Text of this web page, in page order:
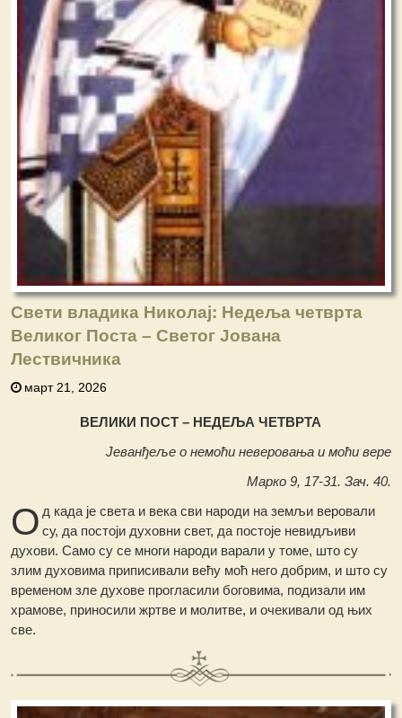
Свети владика Николај: Недеља четврта
Великог Поста – Свeтог Јована
Лествичника
март 21, 2026
ВЕЛИКИ ПОСТ – НЕДЕЉА ЧЕТВРТА
Јеванђеље о немоћи неверовања и моћи вере
Марко 9, 17-31. Зач. 40.
О д када је света и века сви народи на земљи веровали
су, да постоји духовни свет, да постоје невидљиви
духови. Само су се многи народи варали у томе, што су
злим духовима приписивали већу моћ него добрим, и што су
временом зле духове прогласили боговима, подизали им
храмове, приносили жртве и молитве, и очекивали од њих
све.